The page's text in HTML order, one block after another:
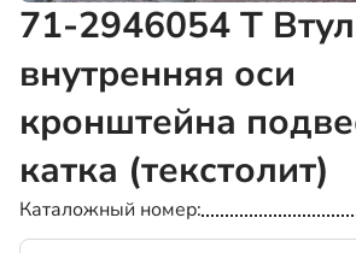
71-2946054 Т
внутренняя оси
кронштейна
катка (текстолит)
Каталожный номер